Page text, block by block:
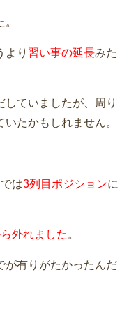
より 習い事の延長みた
ていましたが、周り
いたかもしれません。
は3列目ポジションに
外れました 。
が有りがたかったんだ